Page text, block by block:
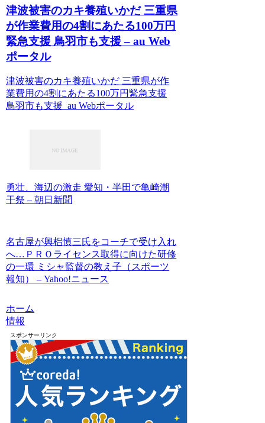
津波被害のカキ養殖いかだ 三重県
が作業費用の4割にあたる100万円
緊急支援 鳥羽市も支援 – au Web
ポータル
津波被害のカキ養殖いかだ 三重県が作
業費用の4割にあたる100万円緊急支援
鳥羽市も支援 au Webポータル
勇壮、海辺の激走 愛知・半田で亀崎潮
干祭 – 朝日新聞
名古屋が興梠慎三氏をコーチで受け入れ
へ…ＰＲＯライセンス取得に向けた研修
の一環 ミシャ監督の教え子（スポーツ
報知） – Yahoo!ニュース
ホーム
情報
スポンサーリンク